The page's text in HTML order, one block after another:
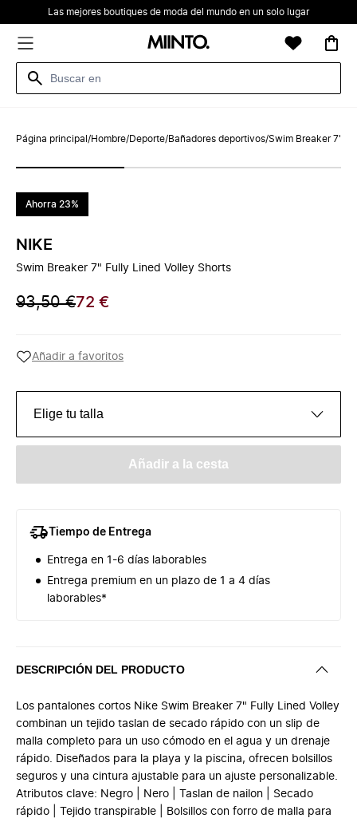
Las mejores boutiques de moda del mundo en un solo lugar
Página principal /Hombre/Deporte/Bañadores deportivos/Swim Breaker 7"
Ahorra 23%
NIKE
Swim Breaker 7" Fully Lined Volley Shorts
93,50 €72 €
Añadir a favoritos
Elige tu talla
Añadir a la cesta
Tiempo de Entrega
Entrega en 1-6 días laborables
Entrega premium en un plazo de 1 a 4 días
laborables*
DESCRIPCIÓN DEL PRODUCTO
Los pantalones cortos Nike Swim Breaker 7" Fully Lined Volley
combinan un tejido taslan de secado rápido con un slip de
malla completo para un uso cómodo en el agua y un drenaje
rápido. Diseñados para la playa y la piscina, ofrecen bolsillos
seguros y una cintura ajustable para un ajuste personalizable.
Atributos clave: Negro | Nero | Taslan de nailon | Secado
rápido | Tejido transpirable | Bolsillos con forro de malla para